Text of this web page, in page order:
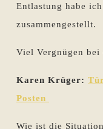
Entlastung habe
zusammengestellt.
Viel Vergnügen bei
Karen Krüger:
Posten
Wie ist die